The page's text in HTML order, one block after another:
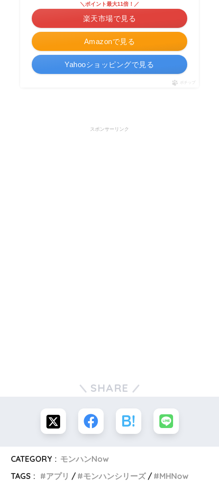
Amazonで見る
＼ポイント最大11倍！／
楽天市場で見る
Yahooショッピングで見る
ポチップ
スポンサーリンク
SHARE
CATEGORY : モンハンNow
TAGS :
アプリ モンハンシリーズ MHNow